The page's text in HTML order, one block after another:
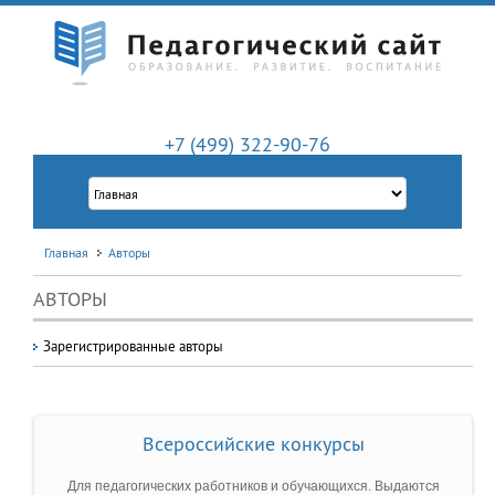
+7 (499) 322-90-76
Главная Авторы
АВТОРЫ
Зарегистрированные авторы
Всероссийские конкурсы
Для педагогических работников и обучающихся. Выдаются